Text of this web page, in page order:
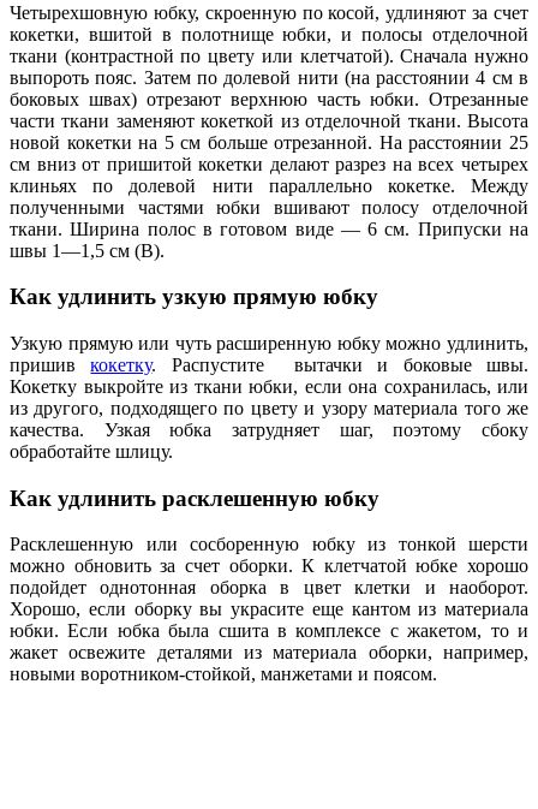
Четырехшовную юбку, скроенную по косой, удлиняют за счет
кокетки, вшитой в полотнище юбки, и полосы отделочной
ткани (контрастной по цвету или клетчатой). Сначала нужно
выпороть пояс. Затем по долевой нити (на расстоянии 4 см в
боковых швах) отрезают верхнюю часть юбки. Отрезанные
части ткани заменяют кокеткой из отделочной ткани. Высота
новой кокетки на 5 см больше отрезанной. На расстоянии 25
см вниз от пришитой кокетки делают разрез на всех четырех
клиньях по долевой нити параллельно кокетке. Между
полученными частями юбки вшивают полосу отделочной
ткани. Ширина полос в готовом виде — 6 см. Припуски на
швы 1—1,5 см (В).
Как удлинить узкую прямую юбку
Узкую прямую или чуть расширенную юбку можно удлинить,
пришивкокетку. Распустите вытачки и боковые швы.
Кокетку выкройте из ткани юбки, если она сохранилась, или
из другого, подходящего по цвету и узору материала того же
качества. Узкая юбка затрудняет шаг, поэтому сбоку
обработайте шлицу.
Как удлинить расклешенную юбку
Расклешенную или сосборенную юбку из тонкой шерсти
можно обновить за счет оборки. К клетчатой юбке хорошо
подойдет однотонная оборка в цвет клетки и наоборот.
Хорошо, если оборку вы украсите еще кантом из материала
юбки. Если юбка была сшита в комплексе с жакетом, то и
жакет освежите деталями из материала оборки, например,
новыми воротником-стойкой, манжетами и поясом.